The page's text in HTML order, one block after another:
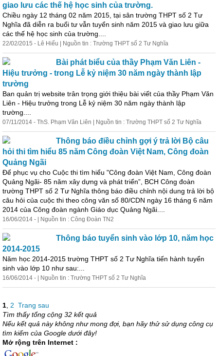
giao lưu các thế hệ học sinh của trường.
Chiều ngày 12 tháng 02 năm 2015, tại sân trường THPT số 2 Tư
Nghĩa đã diễn ra buổi tư vẫn tuyển sinh năm 2015 và giao lưu giữa
các thế hệ học sinh của trường....
22/02/2015 - Lê Hiếu | Nguồn tin : Trường THPT số 2 Tư Nghĩa
Bài phát biểu của thầy Phạm Văn Liên -
Hiệu trưởng - trong Lễ kỷ niệm 30 năm ngày thành lập
trường
Ban quản trị website trân trọng giới thiệu bài viết của thầy Phạm Văn
Liên - Hiệu trưởng trong Lễ kỷ niệm 30 năm ngày thành lập
trường....
07/11/2014 - ThS. Phạm Văn Liên | Nguồn tin : Trường THPT số 2 Tư Nghĩa
Thông báo điều chỉnh gợi ý trả lời Bộ câu
hỏi thi tìm hiểu 85 năm Công đoàn Việt Nam, Công đoàn
Quảng Ngãi
Để phục vụ cho Cuộc thi tìm hiểu "Công đoàn Việt Nam, Công đoàn
Quảng Ngãi- 85 năm xây dựng và phát triển”, BCH Công đoàn
trường THPT số 2 Tư Nghĩa thông báo điều chỉnh nội dung trả lời bộ
câu hỏi của cuộc thi theo công văn số 80/CDN ngày 16 tháng 6 năm
2014 của Công đoàn ngành Giáo dục Quảng Ngãi....
16/06/2014 - | Nguồn tin : Công Đoàn TN2
Thông báo tuyển sinh vào lớp 10, năm học
2014-2015
Năm học 2014-2015 trường THPT số 2 Tư Nghĩa tiến hành tuyển
sinh vào lớp 10 như sau:...
16/06/2014 - | Nguồn tin : Trường THPT số 2 Tư Nghĩa
1 2 Trang sau
Tìm thấy tổng cộng 32 kết quả
Nếu kết quả này không như mong đợi, bạn hãy thử sử dụng công cụ
tìm kiếm của Google dưới đây!
Mở rộng trên Internet :